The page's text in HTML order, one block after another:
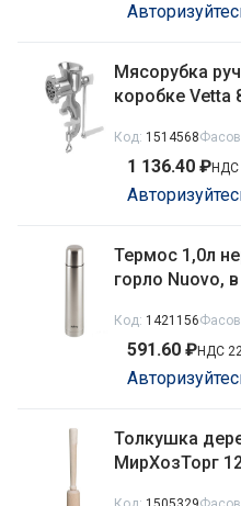
Мясорубка
коробке Vetta
Код: 1514568
1 136.40 ₽НДС
Термос 1,0л нержавеющая колба узкое
горло Nuovo,
Код: 1421156
591.60 ₽НДС
Толкушка
МирХозТорг